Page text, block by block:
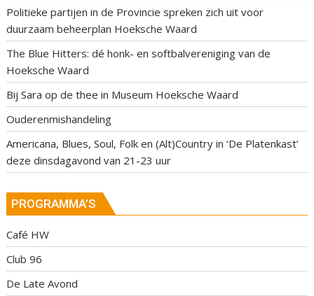
Politieke partijen in de Provincie spreken zich uit voor
duurzaam beheerplan Hoeksche Waard
The Blue Hitters: dé honk- en softbalvereniging van de
Hoeksche Waard
Bij Sara op de thee in Museum Hoeksche Waard
Ouderenmishandeling
Americana, Blues, Soul, Folk en (Alt)Country in ‘De Platenkast’
deze dinsdagavond van 21-23 uur
PROGRAMMA’S
Café HW
Club 96
De Late Avond